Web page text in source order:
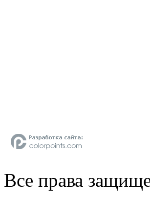
Все права